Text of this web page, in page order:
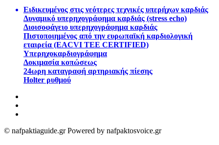
Ειδικευμένος στις νεότερες τεχνικές υπερήχων καρδιάς
Δυναμικό υπερηχογράφημα καρδιάς (stress echo)
Διοισοφάγειο υπερηχογράφημα καρδιάς
Πιστοποιημένος από την ευρωπαϊκή καρδιολογική
εταιρεία (EACVI TEE CERTIFIED)
Υπερηχοκαρδιογράφημα
Δοκιμασία κοπώσεως
24ωρη καταγραφή αρτηριακής πίεσης
Holter ρυθμού
© nafpaktiaguide.gr Powered by nafpaktosvoice.gr